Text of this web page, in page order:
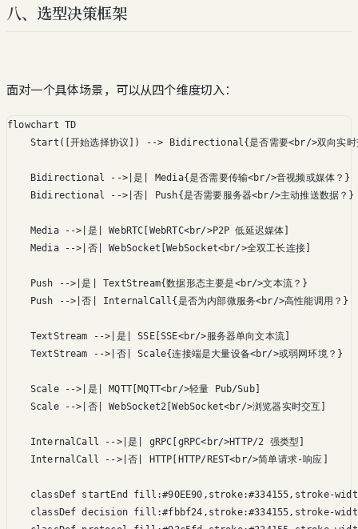
八、选型决策框架
面对一个具体场景，可以从四个维度切入：
flowchart TD
Start([开始选择协议]) --> Bidirectional{是否需要<br/>双向实时
    Bidirectional -->|是| Media{是否需要传输<br/>音视频或媒体？}
    Bidirectional -->|否| Push{是否需要服务器<br/>主动推送数据？}
    Media -->|是| WebRTC[WebRTC<br/>P2P 低延迟媒体]
    Media -->|否| WebSocket[WebSocket<br/>全双工长连接]
    Push -->|是| TextStream{数据形态主要是<br/>文本流？}
    Push -->|否| InternalCall{是否为内部微服务<br/>高性能调用？}
    TextStream -->|是| SSE[SSE<br/>服务器单向文本流]
    TextStream -->|否| Scale{连接端是大量设备<br/>或弱网环境？}
    Scale -->|是| MQTT[MQTT<br/>轻量 Pub/Sub]
    Scale -->|否| WebSocket2[WebSocket<br/>浏览器实时交互]
    InternalCall -->|是| gRPC[gRPC<br/>HTTP/2 强类型]
    InternalCall -->|否| HTTP[HTTP/REST<br/>简单请求-响应]
classDef startEnd fill:#90EE90,stroke:#334155,stroke-
classDef decision fill:#fbbf24,stroke:#334155,stroke-